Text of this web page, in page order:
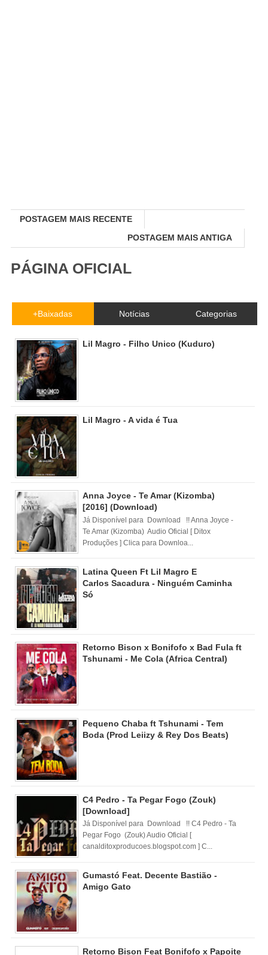
POSTAGEM MAIS RECENTE
POSTAGEM MAIS ANTIGA
PÁGINA OFICIAL
+Baixadas Notícias Categorias
Lil Magro - Filho Unico (Kuduro)
Lil Magro - A vida é Tua
Anna Joyce - Te Amar (Kizomba)
[2016] (Download)
Já Disponível para Download !! Anna Joyce -
Te Amar (Kizomba) Audio Oficial [ Ditox
Produções ] Clica para Downloa...
Latina Queen Ft Lil Magro E
Carlos Sacadura - Ninguém Caminha
Só
Retorno Bison x Bonifofo x Bad Fula ft
Tshunami - Me Cola (Africa Central)
Pequeno Chaba ft Tshunami - Tem
Boda (Prod Leiizy & Rey Dos Beats)
C4 Pedro - Ta Pegar Fogo (Zouk)
[Download]
Já Disponível para Download !! C4 Pedro - Ta
Pegar Fogo (Zouk) Audio Oficial [
canalditoxproducoes.blogspot.com ] C...
Gumastó Feat. Decente Bastião -
Amigo Gato
Retorno Bison Feat Bonifofo x Papoite